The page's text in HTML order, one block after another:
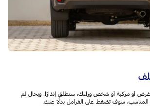
أو مركبة أو شخص وراءك، ستطلق إنذارًا. وبحال لم
سوف تضغط على الفرامل بدلًا عنك.